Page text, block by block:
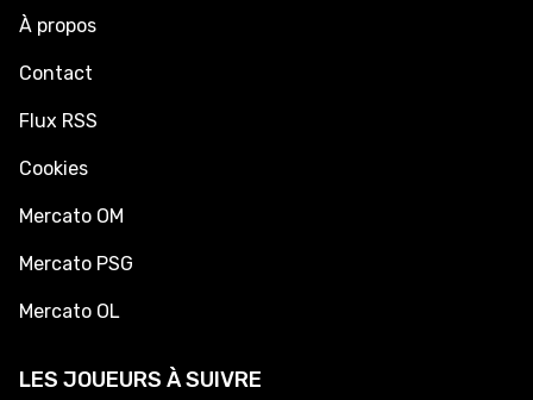
À propos
Contact
Flux RSS
Cookies
Mercato OM
Mercato PSG
Mercato OL
LES JOUEURS À SUIVRE